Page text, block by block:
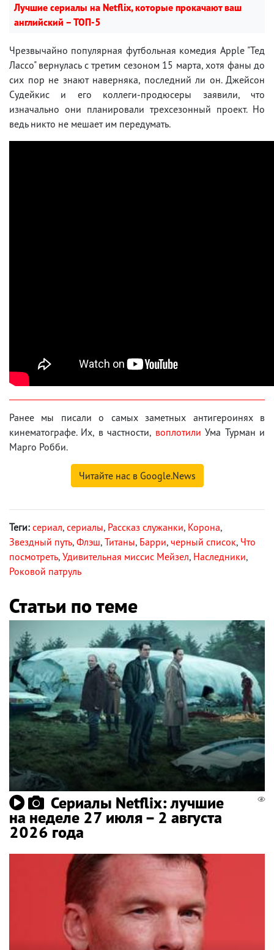
Лучшие сериалы на Netflix, которые прокачают ваш
английский – ТОП-5
Чрезвычайно популярная футбольная комедия Apple "Тед
Лассо" вернулась с третим сезоном 15 марта, хотя фаны до
сих пор не знают наверняка, последний ли он. Джейсон
Судейкис и его коллеги-продюсеры заявили, что
изначально они планировали трехсезонный проект. Но
ведь никто не мешает им передумать.
Ранее мы писали о самых заметных антигероинях в
кинематографе. Их, в частности, воплотили Ума Турман и
Марго Робби.
Читайте нас в Google.News
Теги: сериал, сериалы, Рассказ служанки, Корона,
Звездный путь, Флэш, Титаны, Барри, черный список, Что
посмотреть, Удивительная миссис Мейзел, Наследники,
Роковой патруль
Статьи по теме
Сериалы Netflix: лучшие
на неделе 27 июля – 2 августа
2026 года